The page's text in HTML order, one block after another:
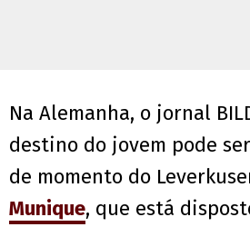
Na Alemanha, o jornal
destino do jovem pode
de momento do
Munique, que está